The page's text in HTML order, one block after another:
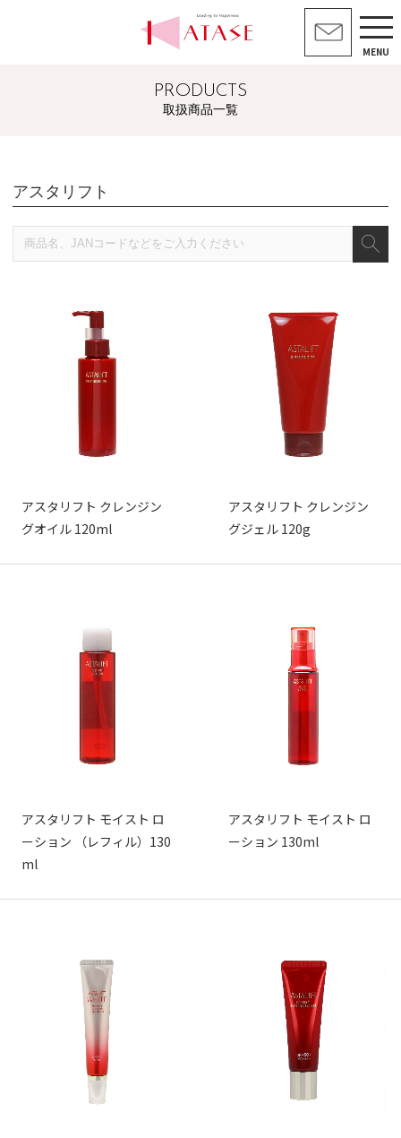
MENU
PRODUCTS
取扱商品一覧
アスタリフト
アスタリフト クレンジン
グオイル 120ml
アスタリフト クレンジン
グジェル 120g
アスタリフト モイスト ロ
ーション （レフィル）130
ml
アスタリフト モイスト ロ
ーション 130ml